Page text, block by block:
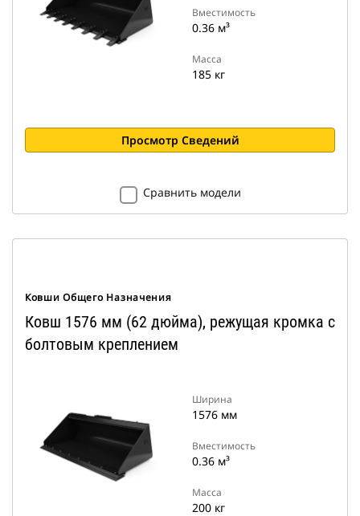
Вместимость
0.36 м³
Масса
185 кг
Просмотр Сведений
Сравнить модели
Ковши Общего Назначения
Ковш 1576 мм (62 дюйма), режущая кромка с
болтовым креплением
Ширина
1576 мм
Вместимость
0.36 м³
Масса
200 кг